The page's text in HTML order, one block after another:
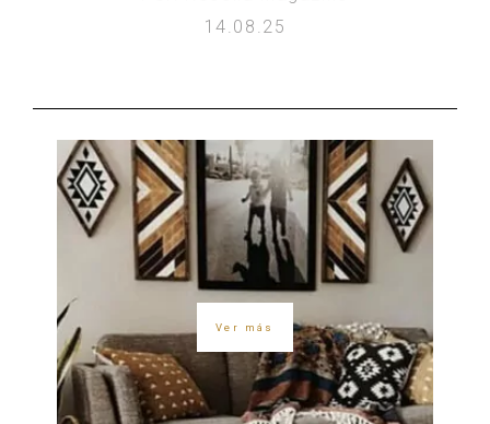
14.08.25
Ver más